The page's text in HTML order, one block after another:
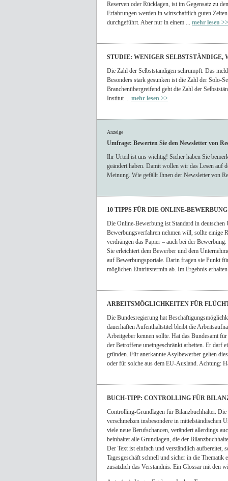
Reserven oder Rücklagen, ist im Gegensatz zu
Erfahrungen werden in wirtschaftlich guten
durchgeführt. Aber nur in einem ... mehr lesen >>
STUDIE: WENIGER SELBSTSTÄNDIGE,
Die Zahl der Selbstständigen schrumpft. Das
Besonders stark gesunken ist die Zahl der Solo-
Branchenübergreifend geht die Zahl der
Institut ... mehr lesen >>
Anzeige
Umfrage: Bewerten Sie den Newsletter von
Ihr Urteil ist uns wichtig! Sicher haben Sie
geändert haben. Damit wollen wir das Lesen auf
Meinung. Wie gefällt Ihnen der Newsletter von
10 TIPPS FÜR DIE ONLINE-BEWERBUNG
Die Online-Bewerbung ist Standard in
Bewerbungsverfahren nehmen will, sollte einige
verdrängen das Papier – auch bei der
Sie erleichtert dem Bewerber und dem
auf Bewerbungsportale. Darin fragen sie Punkt
möglichen Eintrittstermin ab. Im Ergebnis
ARBEITSMÖGLICHKEITEN FÜR
Die Bundesregierung hat
dauerhaften Aufenthaltstitel bleibt die
Arbeitgeber kennen sollte. Hat das Bundesamt
der Betroffene uneingeschränkt arbeiten. Er darf
gründen. Für anerkannte Asylbewerber gelten
oder für solche aus dem EU-Ausland. Achtung:
BUCH-TIPP: CONTROLLING FÜR
Controlling-Grundlagen für Bilanzbuchhalter.
verschmelzen insbesondere in mittelständischen
viele neue Berufschancen, verändert allerdings
beinhaltet alle Grundlagen, die der
Der Text ist einfach und verständlich aufbereitet,
Tagesgeschäft schnell und sicher in die
zusätzlich das Verständnis. Ein Glossar mit den